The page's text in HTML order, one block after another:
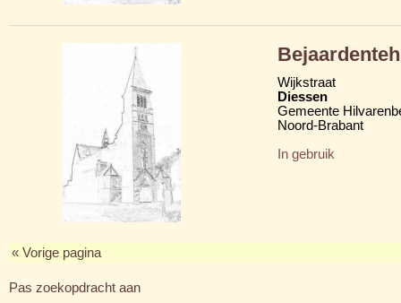
Wijkstraat
Diessen
Gemeente
Noord-Brabant
In gebruik
« Vorige pagina
Pas zoekopdracht aan